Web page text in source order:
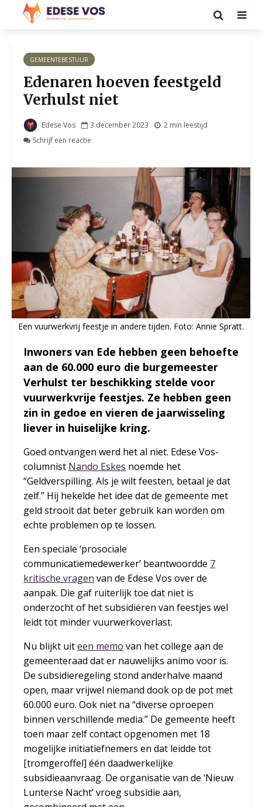
GEMEENTEBESTUUR
Edenaren hoeven feestgeld
Verhulst niet
Edese Vos 3 december 2023
2 min leestijd
Schrijf een reactie
Een vuurwerkvrij feestje in andere tijden. Foto: Annie Spratt.
Inwoners van Ede hebben geen behoefte
aan de 60.000 euro die burgemeester
Verhulst ter beschikking stelde voor
vuurwerkvrije feestjes. Ze hebben geen
zin in gedoe en vieren de jaarwisseling
liever in huiselijke kring.
Goed ontvangen werd het al niet. Edese Vos-
columnist Nando Eskes noemde het
“Geldverspilling. Als je wilt feesten, betaal je dat
zelf.” Hij hekelde het idee dat de gemeente met
geld strooit dat beter gebruik kan worden om
echte problemen op te lossen.
Een speciale ‘prosociale
communicatiemedewerker’ beantwoordde 7
kritische vragen van de Edese Vos over de
aanpak. Die gaf ruiterlijk toe dat niet is
onderzocht of het subsidiëren van feestjes wel
leidt tot minder vuurwerkoverlast.
Nu blijkt uiteen memo van het college aan de
gemeenteraad dat er nauwelijks animo voor is.
De subsidieregeling stond anderhalve maand
open, maar vrijwel niemand dook op de pot met
60.000 euro. Ook niet na “diverse oproepen
binnen verschillende media.” De gemeente heeft
toen maar zelf contact opgenomen met 18
mogelijke initiatiefnemers en dat leidde tot
[tromgeroffel] één daadwerkelijke
subsidieaanvraag. De organisatie van de ‘Nieuw
Lunterse Nacht’ vroeg subsidie aan,